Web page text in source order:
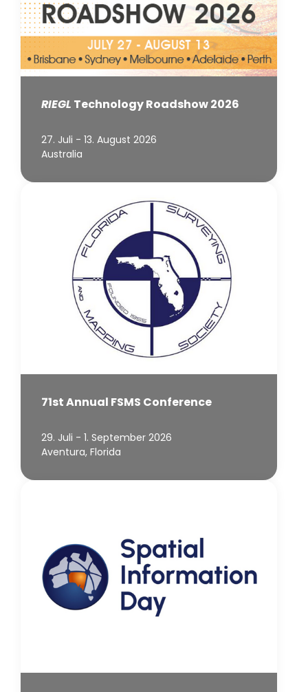
RIEGL Technology Roadshow 2026
27. Juli - 13. August 2026
Australia
71st Annual FSMS Conference
29. Juli - 1. September 2026
Aventura, Florida